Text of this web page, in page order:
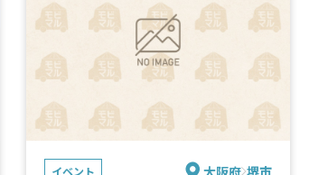
イベント 大阪府 堺市